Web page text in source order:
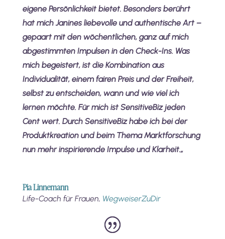
eigene Persönlichkeit bietet. Besonders berührt
hat mich Janines liebevolle und authentische Art –
gepaart mit den wöchentlichen, ganz auf mich
abgestimmten Impulsen in den Check-Ins. Was
mich begeistert, ist die Kombination aus
Individualität, einem fairen Preis und der Freiheit,
selbst zu entscheiden, wann und wie viel ich
lernen möchte. Für mich ist SensitiveBiz jeden
Cent wert. Durch SensitiveBiz habe ich bei der
Produktkreation und beim Thema Marktforschung
nun mehr inspirierende Impulse und Klarheit.„
Pia Linnemann
Life-Coach für Frauen, WegweiserZuDir